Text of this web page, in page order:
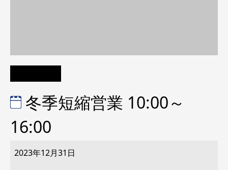
冬季短縮営業 10:00～
16:00
季
2023年12月31日